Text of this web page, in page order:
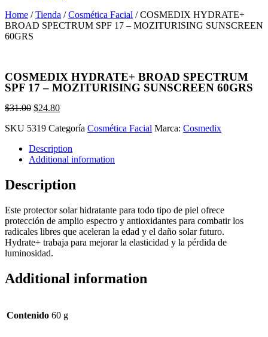
Home /Tienda /Cosmética Facial / COSMEDIX HYDRATE+
BROAD SPECTRUM SPF 17 – MOZITURISING SUNSCREEN
60GRS
COSMEDIX HYDRATE+ BROAD SPECTRUM
SPF 17 – MOZITURISING SUNSCREEN 60GRS
$31.00 $24.80
SKU 5319 Categoría Cosmética Facial Marca: Cosmedix
Description
Additional information
Description
Este protector solar hidratante para todo tipo de piel ofrece
protección de amplio espectro y antioxidantes para combatir los
radicales libres que aceleran la edad y el daño solar futuro.
Hydrate+ trabaja para mejorar la elasticidad y la pérdida de
luminosidad.
Additional information
Contenido 60 g